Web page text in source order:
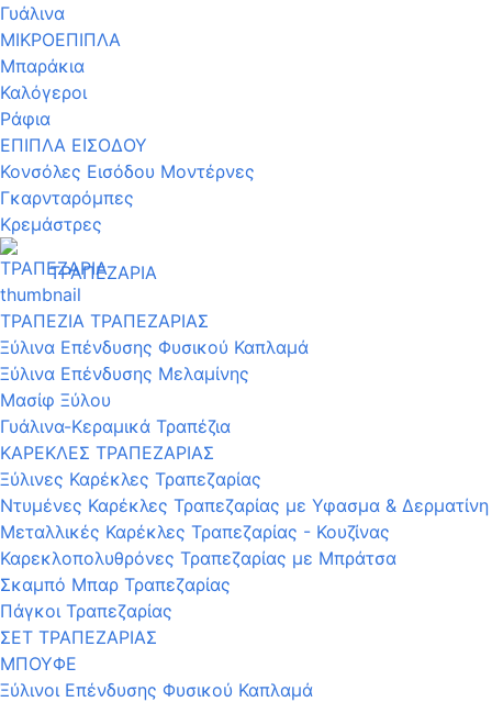
Γυάλινα
ΜΙΚΡΟΕΠΙΠΛΑ
Μπαράκια
Καλόγεροι
Ράφια
ΕΠΙΠΛΑ ΕΙΣΟΔΟΥ
Κονσόλες Εισόδου Μοντέρνες
Γκαρνταρόμπες
Κρεμάστρες
ΤΡΑΠΕΖΑΡΙΑ
ΤΡΑΠΕΖΙΑ ΤΡΑΠΕΖΑΡΙΑΣ
Ξύλινα Επένδυσης Φυσικού Καπλαμά
Ξύλινα Επένδυσης Μελαμίνης
Μασίφ Ξύλου
Γυάλινα-Κεραμικά Τραπέζια
ΚΑΡΕΚΛΕΣ ΤΡΑΠΕΖΑΡΙΑΣ
Ξύλινες Καρέκλες Τραπεζαρίας
Ντυμένες Καρέκλες Τραπεζαρίας με Υφασμα & Δερματίνη
Μεταλλικές Καρέκλες Τραπεζαρίας - Κουζίνας
Καρεκλοπολυθρόνες Τραπεζαρίας με Μπράτσα
Σκαμπό Μπαρ Τραπεζαρίας
Πάγκοι Τραπεζαρίας
ΣΕΤ ΤΡΑΠΕΖΑΡΙΑΣ
ΜΠΟΥΦΕ
Ξύλινοι Επένδυσης Φυσικού Καπλαμά